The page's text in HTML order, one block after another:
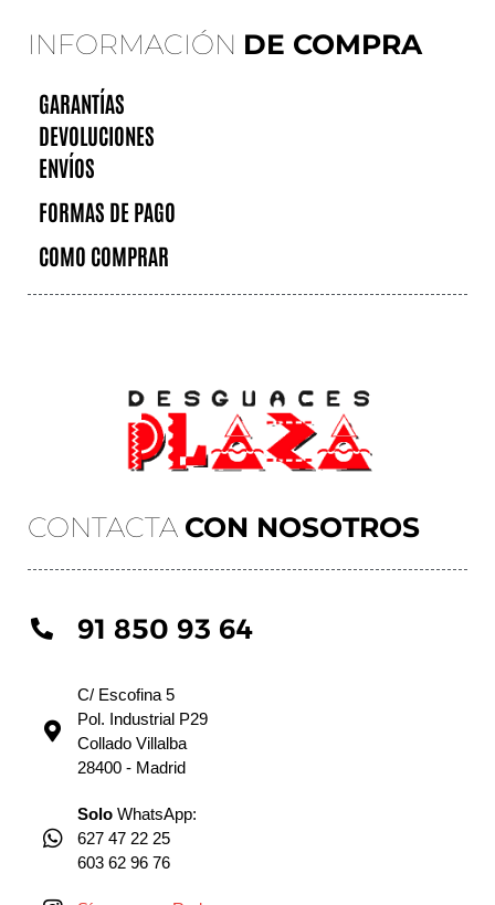
CONTACTA CON NOSOTROS
91 850 93 64
C/ Escofina 5
Pol. Industrial P29
Collado Villalba
28400 - Madrid
Solo WhatsApp:
627 47 22 25
603 62 96 76
INFORMACIÓN DE COMPRA
GARANTÍAS
DEVOLUCIONES
ENVÍOS
FORMAS DE PAGO
COMO COMPRAR